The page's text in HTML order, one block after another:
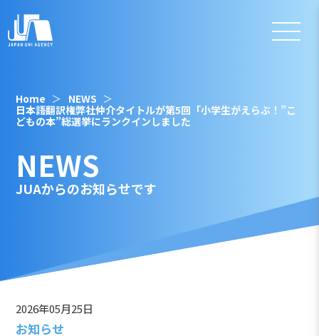
Home
NEWS
日本語翻訳権弊社仲介タイトルが第5回「小学生がえらぶ！”こ
どもの本”総選挙にランクインしました
NEWS
JUAからのお知らせです
2026年05月25日
お知らせ